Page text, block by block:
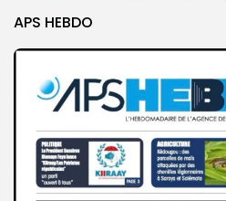
APS HEBDO